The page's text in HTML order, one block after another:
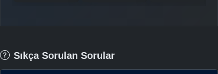
Sıkça Sorulan Sorular